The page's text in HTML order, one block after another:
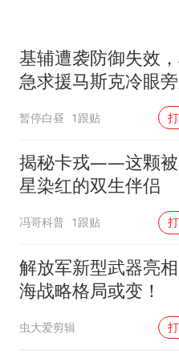
网传
董璇
基辅遭袭防御失效
急求援马斯克冷眼
暂停白昼 1跟贴
揭秘卡戎——这颗
星染红的双生伴侣
冯哥科普 1跟贴
解放军新型武器亮
海战略格局或变！
虫大爱剪辑